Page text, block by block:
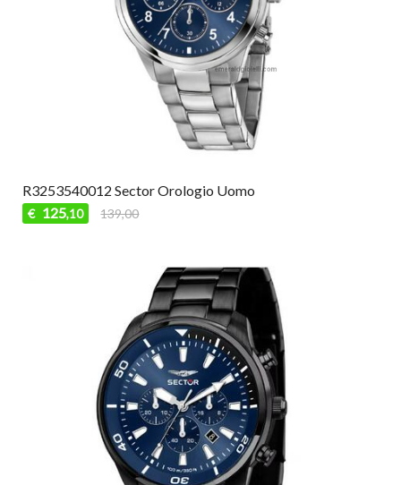
R3253540012 Sector Orologio Uomo
€ 125,10 139,00